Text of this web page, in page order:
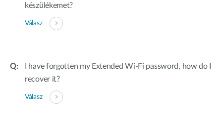
készülékemet?
Válasz
I have forgotten my Extended Wi-Fi password, how do I
recover it?
Válasz